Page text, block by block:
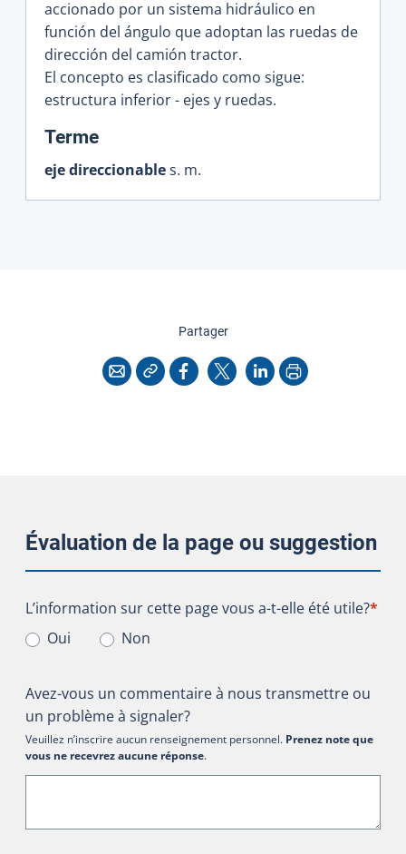
accionado por un sistema hidráulico en
función del ángulo que adoptan las ruedas de
dirección del camión tractor.
El concepto es clasificado como sigue:
estructura inferior - ejes y ruedas.
Terme:
eje direccionables. m.
Partagercette page
CourrielCopier l'adresse
Facebook
X LinkedInImprimer
Évaluation de la page ou suggestion
L’information sur cette page vous a-t-elle été utile?
L’information sur cette page vous a-t-elle été utile?*
Oui
Non
Avez-vous un commentaire à nous transmettre ou
un problème à signaler?
Veuillez n’inscrire aucun renseignement personnel. Prenez note que
vous ne recevrez aucune réponse.